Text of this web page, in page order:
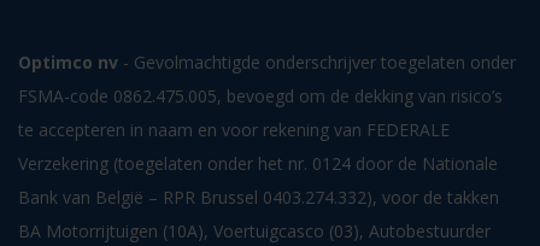
Optimco nv - Gevolmachtigde onderschrijver toegelaten onder
FSMA-code 0862.475.005, bevoegd om de dekking van risico’s
te accepteren in naam en voor rekening van FEDERALE
Verzekering (toegelaten onder het nr. 0124 door de Nationale
Bank van België – RPR Brussel 0403.274.332), voor de takken
BA Motorrijtuigen (10A), Voertuigcasco (03), Autobestuurder